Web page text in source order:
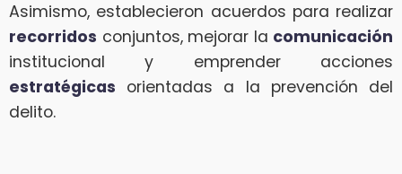
Asimismo, establecieron acuerdos para realizar
recorridos conjuntos, mejorar la comunicación
institucional y emprender acciones
estratégicas orientadas a la prevención del
delito.